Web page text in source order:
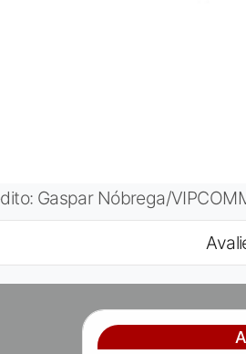
Gaspar Nóbrega/